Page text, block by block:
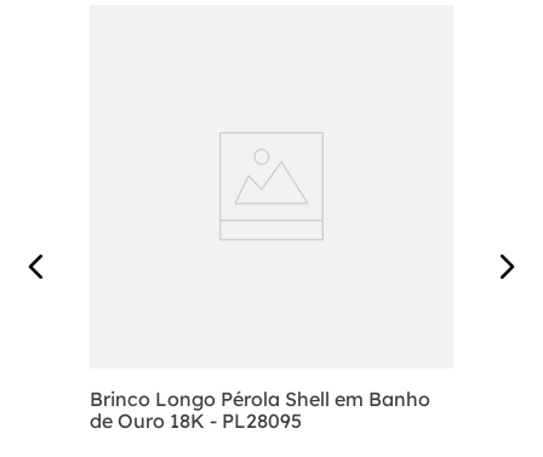
Brinco Longo Pérola Shell em Banho
de Ouro 18K - PL28095